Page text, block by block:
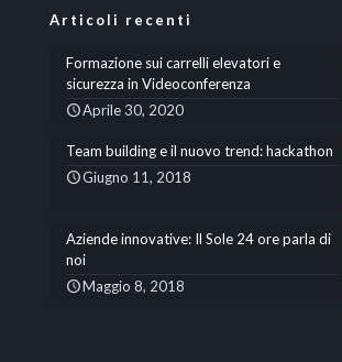
Articoli recenti
Formazione sui carrelli elevatori e
sicurezza in Videoconferenza
Aprile 30, 2020
Team building e il nuovo trend: hackathon
Giugno 11, 2018
Aziende innovative: Il Sole 24 ore parla di
noi
Maggio 8, 2018